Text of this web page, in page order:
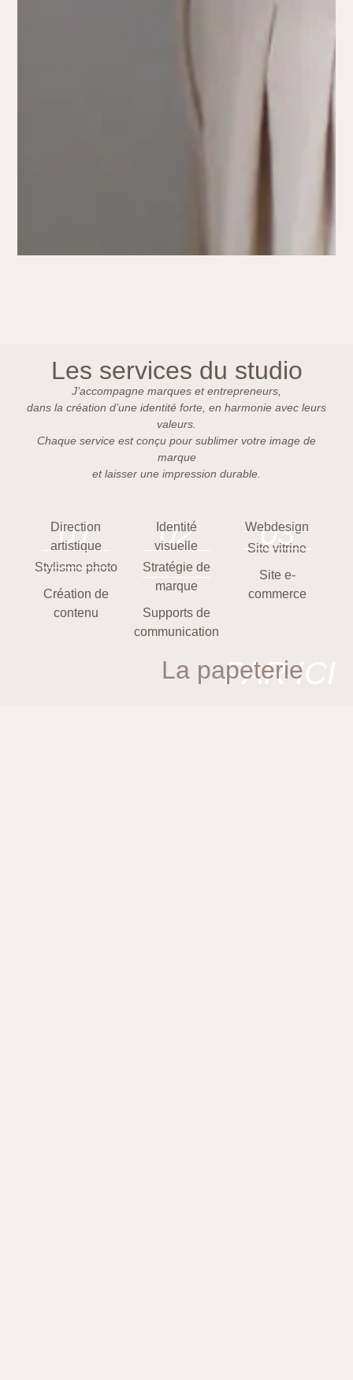
Les services du studio
J’accompagne marques et entrepreneurs,
dans la création d’une identité forte, en harmonie avec leurs
valeurs.
Chaque service est conçu pour sublimer votre image de
marque
et laisser une impression durable.
01
Direction
artistique
Stylisme photo
Création de
contenu
02
Identité
visuelle
Stratégie de
marque
Supports de
communication
03
Webdesign
Site vitrine
Site e-
commerce
PAR ICI
La papeterie